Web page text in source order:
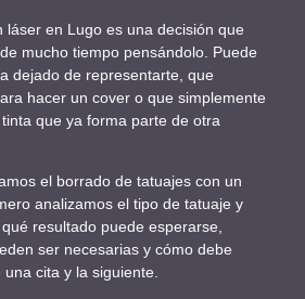
láser en Lugo es una decisión que
mucho tiempo pensándolo. Puede
dejado de representarte, que
hacer un cover o que simplemente
que ya forma parte de otra
el borrado de tatuajes con un
analizamos el tipo de tatuaje y
resultado puede esperarse,
ser necesarias y cómo debe
cita y la siguiente.